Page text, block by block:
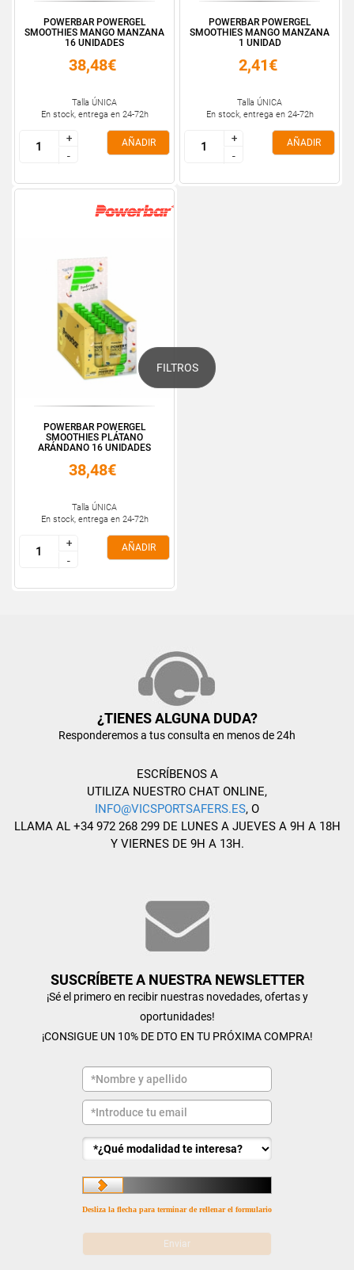
FILTROS
POWERBAR POWERGEL
SMOOTHIES MANGO MANZANA
16 UNIDADES
38,48€
Talla ÚNICA
En stock, entrega en 24-72h
+
-
+
-
AÑADIR
POWERBAR POWERGEL
SMOOTHIES MANGO MANZANA
1 UNIDAD
2,41€
Talla ÚNICA
En stock, entrega en 24-72h
+
-
+
-
AÑADIR
POWERBAR POWERGEL
SMOOTHIES PLÁTANO
ARÁNDANO 16 UNIDADES
38,48€
Talla ÚNICA
En stock, entrega en 24-72h
+
-
+
-
AÑADIR
¿TIENES ALGUNA DUDA?
Responderemos a tus consulta en menos de 24h
ESCRÍBENOS A
UTILIZA NUESTRO CHAT ONLINE,
INFO@VICSPORTSAFERS.ES, O
LLAMA AL +34 972 268 299 DE LUNES A JUEVES A 9H A 18H
Y VIERNES DE 9H A 13H.
SUSCRÍBETE A NUESTRA NEWSLETTER
¡Sé el primero en recibir nuestras novedades, ofertas y
oportunidades!
¡CONSIGUE UN 10% DE DTO EN TU PRÓXIMA COMPRA!
Desliza la flecha para terminar de rellenar el formulario